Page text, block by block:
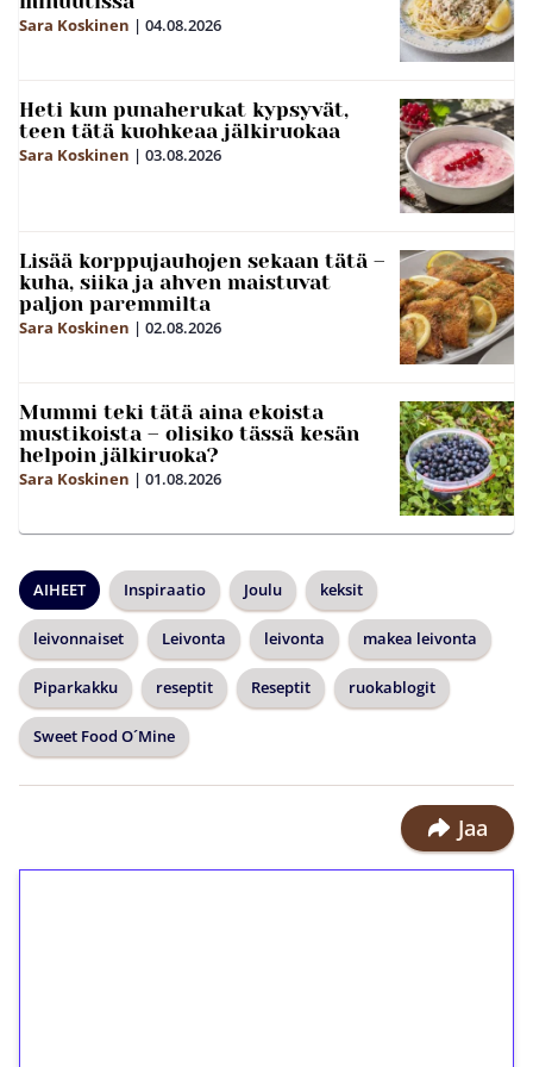
Sara Koskinen | 04.08.2026
Heti kun punaherukat kypsyvät,
teen tätä kuohkeaa jälkiruokaa
Sara Koskinen | 03.08.2026
Lisää korppujauhojen sekaan tätä –
kuha, siika ja ahven maistuvat
paljon paremmilta
Sara Koskinen | 02.08.2026
Mummi teki tätä aina ekoista
mustikoista – olisiko tässä kesän
helpoin jälkiruoka?
Sara Koskinen | 01.08.2026
AIHEET Inspiraatio Joulu keksit
leivonnaiset Leivonta leivonta makea leivonta
Piparkakku reseptit Reseptit ruokablogit
Sweet Food O´Mine
Jaa